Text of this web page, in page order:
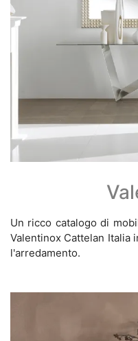
Un ricco catalogo di
Valentinox Cattelan Italia
l'arredamento.